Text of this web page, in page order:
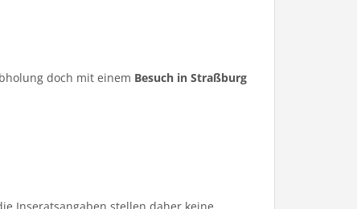
doch mit einem Besuch in Straßburg